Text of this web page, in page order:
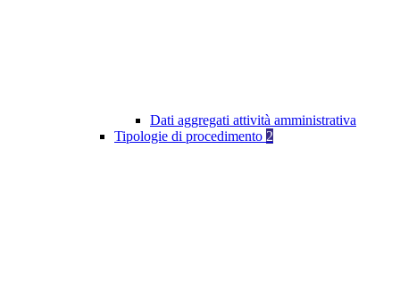
Dati aggregati attività amministrativa
Tipologie di procedimento 2